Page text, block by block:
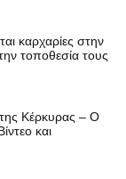
καρχαρίες στην
τοποθεσία τους
της Κέρκυρας – Ο
και